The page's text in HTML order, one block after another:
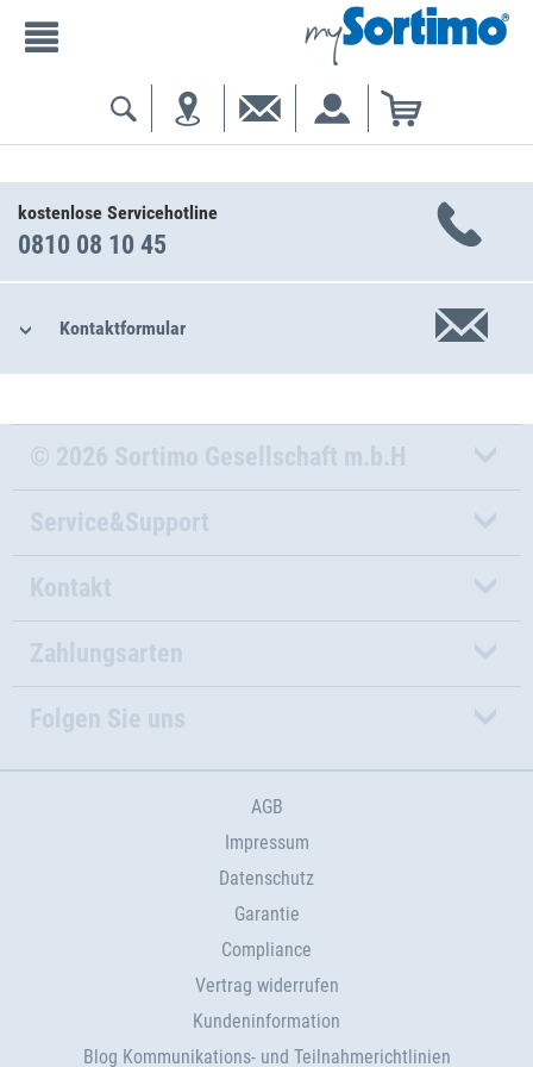
kostenlose Servicehotline
0810 08 10 45
Kontaktformular
© 2026 Sortimo Gesellschaft m.b.H
Service&Support
Kontakt
Zahlungsarten
Folgen Sie uns
AGB
Impressum
Datenschutz
Garantie
Compliance
Vertrag widerrufen
Kundeninformation
Blog Kommunikations- und Teilnahmerichtlinien